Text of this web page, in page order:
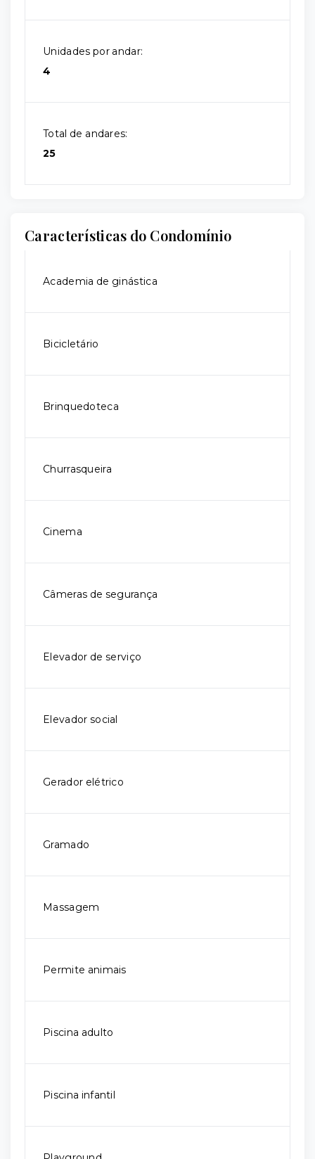
Unidades por andar:
4
Total de andares:
25
Características do Condomínio
Academia de ginástica
Bicicletário
Brinquedoteca
Churrasqueira
Cinema
Câmeras de segurança
Elevador de serviço
Elevador social
Gerador elétrico
Gramado
Massagem
Permite animais
Piscina adulto
Piscina infantil